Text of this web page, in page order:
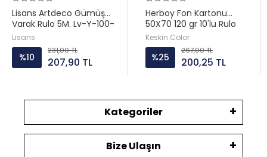
Lisans Artdeco Gümüş
Varak Rulo 5M. Lv-Y-100-
D24G
Lisans
%10
231,00 TL
207,90 TL
Herboy Fon Kartonu
50X70 120 gr 10'lu Rulo
Karışık Renkler
Keskin Color
%25
267,00 TL
200,25 TL
Kategoriler
Bize Ulaşın